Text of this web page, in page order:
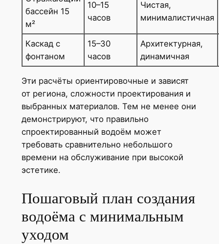
бассейн 15
м²
10–15
часов
Чистая,
минималистичная
Каскад с
фонтаном
15–30
часов
Архитектурная,
динамичная
Эти расчёты ориентировочные и зависят
от региона, сложности проектирования и
выбранных материалов. Тем не менее они
демонстрируют, что правильно
спроектированный водоём может
требовать сравнительно небольшого
времени на обслуживание при высокой
эстетике.
Пошаговый план создания
водоёма с минимальным
уходом